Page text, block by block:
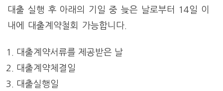
대출 실행 후 아래의 기일 중 늦은 날로부터 14일 이
내에 대출계약철회 가능합니다.
대출계약서류를 제공받은 날
대출계약체결일
대출실행일